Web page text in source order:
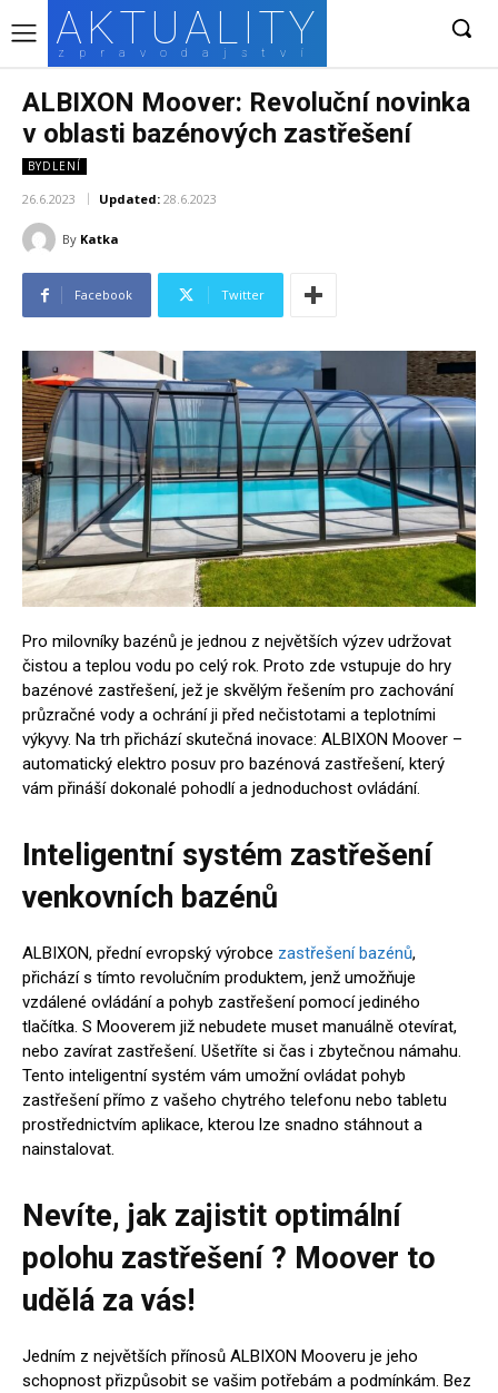
AKTUALITY
zpravodajství
ALBIXON Moover: Revoluční novinka
v oblasti bazénových zastřešení
BYDLENÍ
26.6.2023 Updated: 28.6.2023
By Katka
Facebook Twitter
Pro milovníky bazénů je jednou z největších výzev udržovat
čistou a teplou vodu po celý rok. Proto zde vstupuje do hry
bazénové zastřešení, jež je skvělým řešením pro zachování
průzračné vody a ochrání ji před nečistotami a teplotními
výkyvy. Na trh přichází skutečná inovace: ALBIXON Moover –
automatický elektro posuv pro bazénová zastřešení, který
vám přináší dokonalé pohodlí a jednoduchost ovládání.
Inteligentní systém zastřešení
venkovních bazénů
ALBIXON, přední evropský výrobce zastřešení bazénů,
přichází s tímto revolučním produktem, jenž umožňuje
vzdálené ovládání a pohyb zastřešení pomocí jediného
tlačítka. S Mooverem již nebudete muset manuálně otevírat,
nebo zavírat zastřešení. Ušetříte si čas i zbytečnou námahu.
Tento inteligentní systém vám umožní ovládat pohyb
zastřešení přímo z vašeho chytrého telefonu nebo tabletu
prostřednictvím aplikace, kterou lze snadno stáhnout a
nainstalovat.
Nevíte, jak zajistit optimální
polohu zastřešení ? Moover to
udělá za vás!
Jedním z největších přínosů ALBIXON Mooveru je jeho
schopnost přizpůsobit se vašim potřebám a podmínkám. Bez